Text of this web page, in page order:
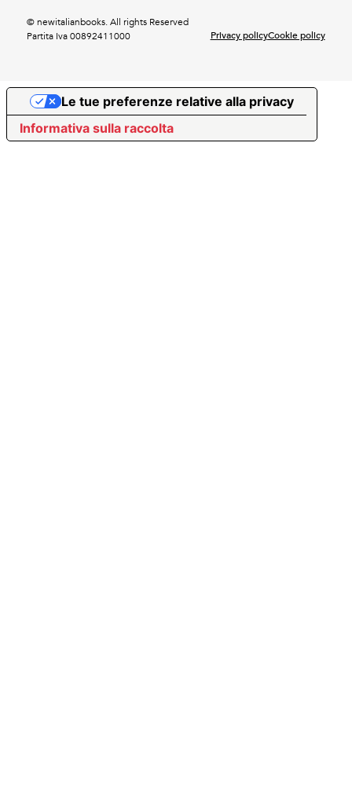
© newitalianbooks. All rights Reserved
Partita Iva 00892411000
Privacy policyCookie policy
Informativa sulla raccolta
Le tue preferenze relative alla privacy